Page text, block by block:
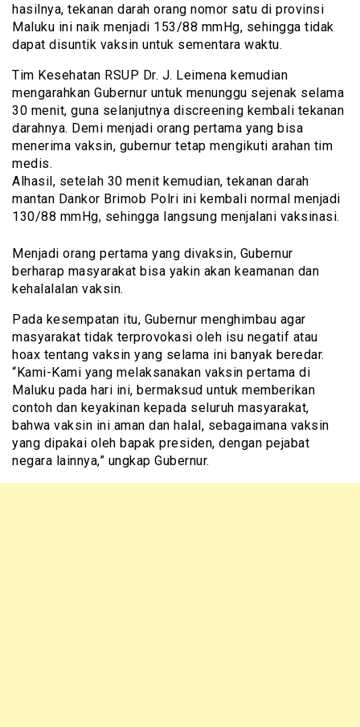
hasilnya, tekanan darah orang nomor satu di provinsi
Maluku ini naik menjadi 153/88 mmHg, sehingga tidak
dapat disuntik vaksin untuk sementara waktu.
Tim Kesehatan RSUP Dr. J. Leimena kemudian
mengarahkan Gubernur untuk menunggu sejenak selama
30 menit, guna selanjutnya discreening kembali tekanan
darahnya. Demi menjadi orang pertama yang bisa
menerima vaksin, gubernur tetap mengikuti arahan tim
medis.
Alhasil, setelah 30 menit kemudian, tekanan darah
mantan Dankor Brimob Polri ini kembali normal menjadi
130/88 mmHg, sehingga langsung menjalani vaksinasi.
Menjadi orang pertama yang divaksin, Gubernur
berharap masyarakat bisa yakin akan keamanan dan
kehalalalan vaksin.
Pada kesempatan itu, Gubernur menghimbau agar
masyarakat tidak terprovokasi oleh isu negatif atau
hoax tentang vaksin yang selama ini banyak beredar.
“Kami-Kami yang melaksanakan vaksin pertama di
Maluku pada hari ini, bermaksud untuk memberikan
contoh dan keyakinan kepada seluruh masyarakat,
bahwa vaksin ini aman dan halal, sebagaimana vaksin
yang dipakai oleh bapak presiden, dengan pejabat
negara lainnya,” ungkap Gubernur.